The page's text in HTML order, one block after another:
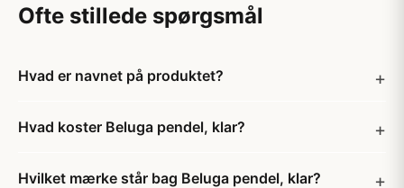
Ofte stillede spørgsmål
Hvad er navnet på produktet?
Hvad koster Beluga pendel, klar?
Hvilket mærke står bag Beluga pendel, klar?